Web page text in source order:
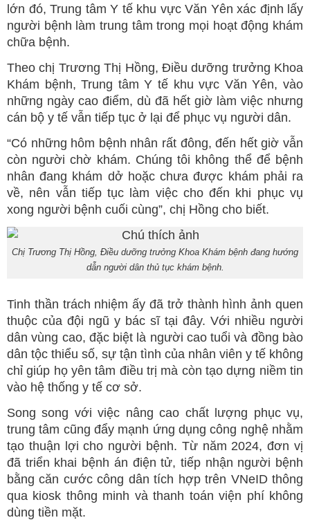
lớn đó, Trung tâm Y tế khu vực Văn Yên xác định lấy
người bệnh làm trung tâm trong mọi hoạt động khám
chữa bệnh.
Theo chị Trương Thị Hồng, Điều dưỡng trưởng Khoa
Khám bệnh, Trung tâm Y tế khu vực Văn Yên, vào
những ngày cao điểm, dù đã hết giờ làm việc nhưng
cán bộ y tế vẫn tiếp tục ở lại để phục vụ người dân.
“Có những hôm bệnh nhân rất đông, đến hết giờ vẫn
còn người chờ khám. Chúng tôi không thể để bệnh
nhân đang khám dở hoặc chưa được khám phải ra
về, nên vẫn tiếp tục làm việc cho đến khi phục vụ
xong người bệnh cuối cùng”, chị Hồng cho biết.
Chị Trương Thị Hồng, Điều dưỡng trưởng Khoa Khám bệnh đang hướng
dẫn người dân thủ tục khám bệnh.
Tinh thần trách nhiệm ấy đã trở thành hình ảnh quen
thuộc của đội ngũ y bác sĩ tại đây. Với nhiều người
dân vùng cao, đặc biệt là người cao tuổi và đồng bào
dân tộc thiểu số, sự tận tình của nhân viên y tế không
chỉ giúp họ yên tâm điều trị mà còn tạo dựng niềm tin
vào hệ thống y tế cơ sở.
Song song với việc nâng cao chất lượng phục vụ,
trung tâm cũng đẩy mạnh ứng dụng công nghệ nhằm
tạo thuận lợi cho người bệnh. Từ năm 2024, đơn vị
đã triển khai bệnh án điện tử, tiếp nhận người bệnh
bằng căn cước công dân tích hợp trên VNeID thông
qua kiosk thông minh và thanh toán viện phí không
dùng tiền mặt.